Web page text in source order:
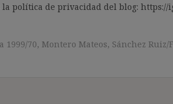
la política de privacidad del blog:
1999/70, Montero Mateos, Sánchez